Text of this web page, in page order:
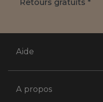
Retours gratuits *
Aide
A propos